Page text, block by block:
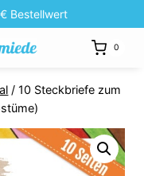
Bestellwert
0
/ 10 Steckbriefe zum